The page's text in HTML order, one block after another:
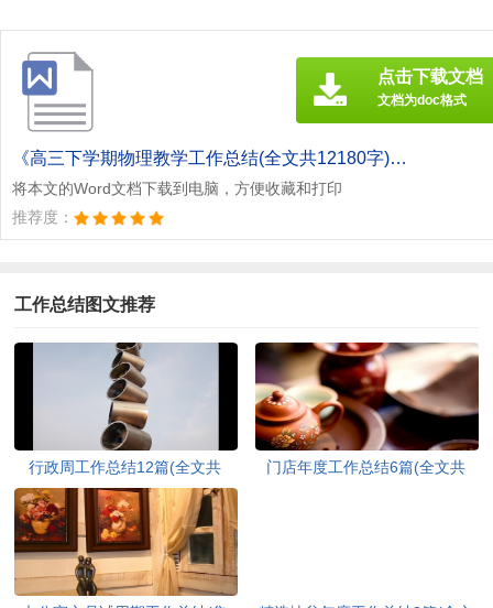
《高三下学期物理教学工作总结(全文共12180字).doc》
将本文的Word文档下载到电脑，方便收藏和打印
推荐度：
点击下载文档
文档为doc格式
工作总结图文推荐
行政周工作总结12篇(全文共
10650字)
门店年度工作总结6篇(全文共